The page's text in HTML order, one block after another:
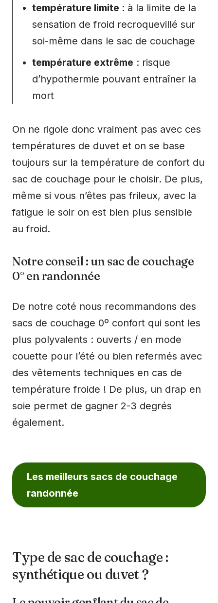
température limite : à la limite de la
sensation de froid recroquevillé sur
soi-même dans le sac de couchage
température extrême : risque
d’hypothermie pouvant entraîner la
mort
On ne rigole donc vraiment pas avec ces
températures de duvet et on se base
toujours sur la température de confort du
sac de couchage pour le choisir. De plus,
même si vous n’êtes pas frileux, avec la
fatigue le soir on est bien plus sensible
au froid.
Notre conseil : un sac de couchage
0° en randonnée
De notre coté nous recommandons des
sacs de couchage 0º confort qui sont les
plus polyvalents : ouverts / en mode
couette pour l’été ou bien refermés avec
des vêtements techniques en cas de
température froide ! De plus, un drap en
soie permet de gagner 2-3 degrés
également.
Les meilleurs sacs de couchage
randonnée
Type de sac de couchage :
synthétique ou duvet ?